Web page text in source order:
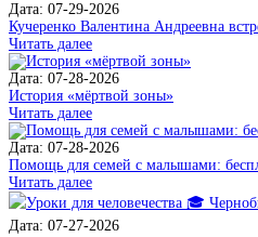
Дата: 07-29-2026
Кучеренко Валентина Андреевна
Читать далее
Дата: 07-28-2026
История «мёртвой зоны»
Читать далее
Дата: 07-28-2026
Помощь для семей с малышами:
Читать далее
Дата: 07-27-2026